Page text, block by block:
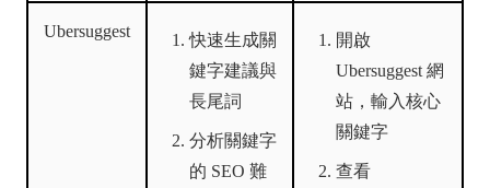
Ubersuggest
快速生成關
鍵字建議與
長尾詞
分析關鍵字
的 SEO 難
開啟
Ubersuggest 網
站，輸入核心
關鍵字
查看